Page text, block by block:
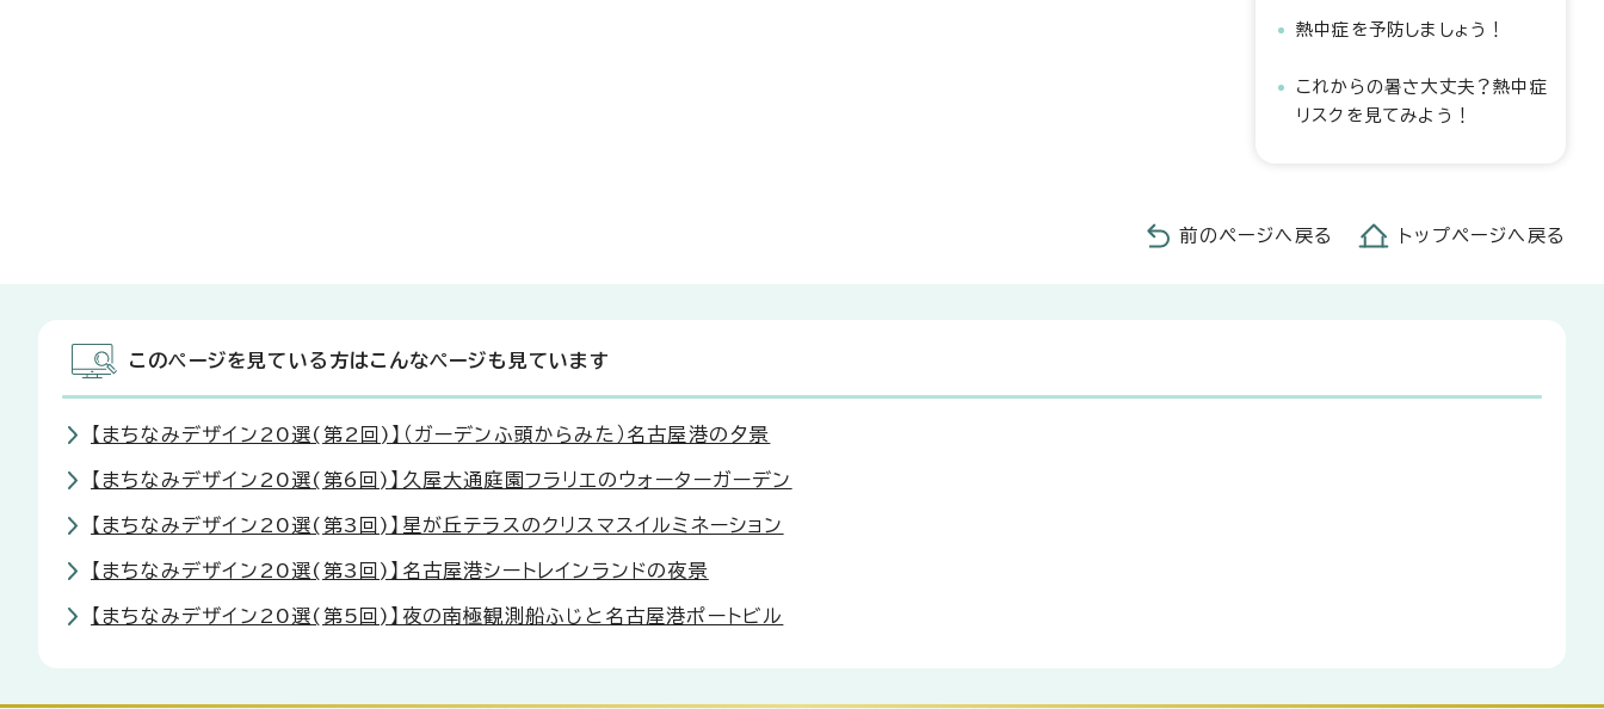
熱中症を予防しましょう！
これからの暑さ大丈夫？熱中症
リスクを見てみよう！
前のページへ戻る トップページへ戻る
このページを見ている方はこんなページも見ています
【まちなみデザイン20選(第2回)】（ガーデンふ頭からみた）名古屋港の夕景
【まちなみデザイン20選(第6回)】久屋大通庭園フラリエのウォーターガーデン
【まちなみデザイン20選(第3回)】星が丘テラスのクリスマスイルミネーション
【まちなみデザイン20選(第3回)】名古屋港シートレインランドの夜景
【まちなみデザイン20選(第5回)】夜の南極観測船ふじと名古屋港ポートビル